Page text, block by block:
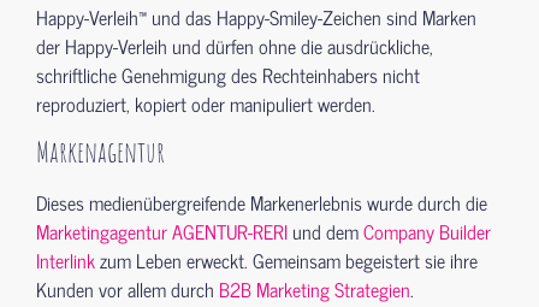
Happy-Verleih™ und das Happy-Smiley-Zeichen sind Marken
der Happy-Verleih und dürfen ohne die ausdrückliche,
schriftliche Genehmigung des Rechteinhabers nicht
reproduziert, kopiert oder manipuliert werden.
Markenagentur
Dieses medienübergreifende Markenerlebnis wurde durch die
Marketingagentur AGENTUR-RERIund demCompany Builder
Interlinkzum Leben erweckt. Gemeinsam begeistert sie ihre
Kunden vor allem durch B2B Marketing Strategien.